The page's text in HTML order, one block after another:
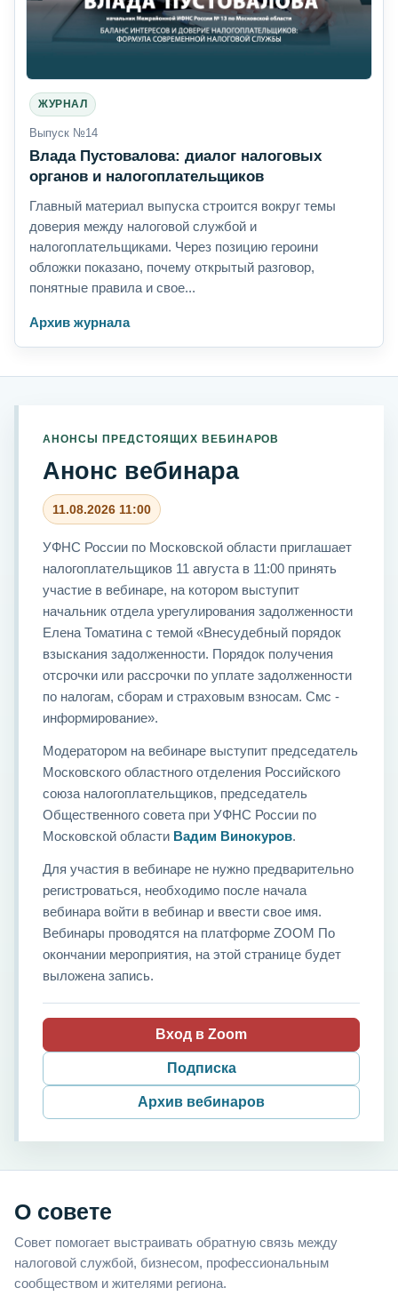
ЖУРНАЛ
Выпуск №14
Влада Пустовалова: диалог налоговых
органов и налогоплательщиков
Главный материал выпуска строится вокруг темы
доверия между налоговой службой и
налогоплательщиками. Через позицию героини
обложки показано, почему открытый разговор,
понятные правила и свое...
Архив журнала
АНОНСЫ ПРЕДСТОЯЩИХ ВЕБИНАРОВ
Анонс вебинара
11.08.2026 11:00
УФНС России по Московской области приглашает
налогоплательщиков 11 августа в 11:00 принять
участие в вебинаре, на котором выступит
начальник отдела урегулирования задолженности
Елена Томатина с темой «Внесудебный порядок
взыскания задолженности. Порядок получения
отсрочки или рассрочки по уплате задолженности
по налогам, сборам и страховым взносам. Смс -
информирование».
Модератором на вебинаре выступит председатель
Московского областного отделения Российского
союза налогоплательщиков, председатель
Общественного совета при УФНС России по
Московской области Вадим Винокуров.
Для участия в вебинаре не нужно предварительно
регистроваться, необходимо после начала
вебинара войти в вебинар и ввести свое имя.
Вебинары проводятся на платформе ZOOM По
окончании мероприятия, на этой странице будет
выложена запись.
Вход в Zoom
Подписка
Архив вебинаров
О совете
Совет помогает выстраивать обратную связь между
налоговой службой, бизнесом, профессиональным
сообществом и жителями региона.